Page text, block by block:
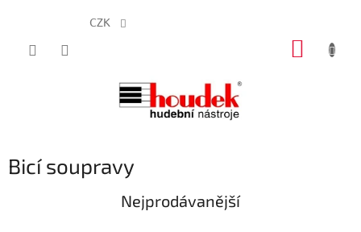
CZK
Bicí soupravy
Nejprodávanější